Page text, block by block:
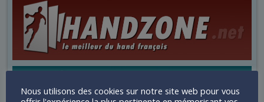
Nous utilisons des cookies sur notre site web pour vous